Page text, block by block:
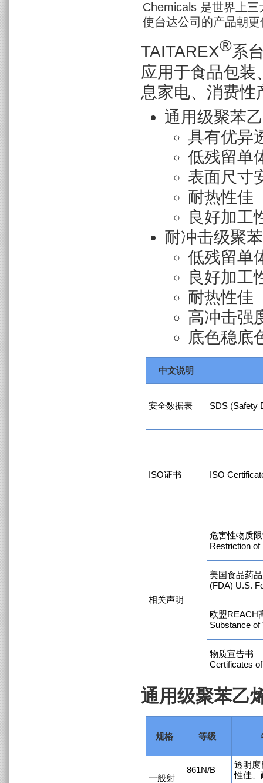
Chemicals 是世界上
使台达公司的产品朝
TAITAREX®系
应用于食品包装
息家电、消费性
通用级聚苯
具有优异
低残留单
表面尺寸
耐热性佳
良好加工
耐冲击级聚
低残留单
良好加工
耐热性佳
高冲击强
底色稳底
中文说明
安全数据表 SDS (Safety
ISO证书 ISO
相关声明
危害性物质
Restriction
美国食品药
(FDA) U.S.
欧盟REACH
Substance
物质宣告书
Certificates
通用级聚苯乙
规格 等级
一般射
861N/B
透明
性佳